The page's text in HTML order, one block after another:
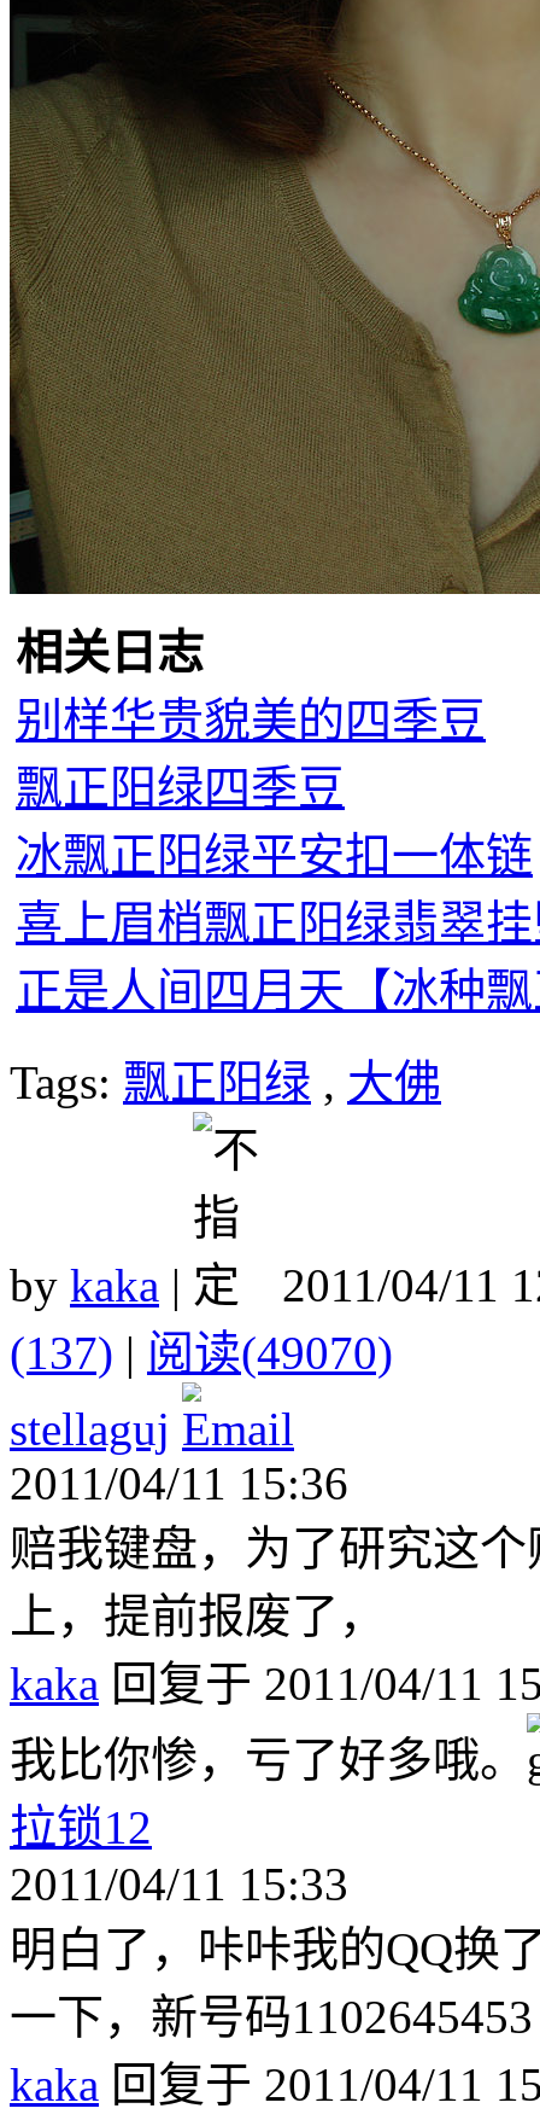
相关日志
别样华贵貌美的四季豆
飘正阳绿四季豆
冰飘正阳绿平安扣一体链
喜上眉梢飘正阳绿翡翠
正是人间四月天【冰种
Tags: 飘正阳绿 , 大佛
by kaka |
2011/04/11
(137) | 阅读(49070)
stellaguj
2011/04/11 15:36
赔我键盘，为了研究这
上，提前报废了，
kaka 回复于 2011/04/11
我比你惨，亏了好多哦。
拉锁12
2011/04/11 15:33
明白了，咔咔我的QQ换
一下，新号码1102645453
kaka 回复于 2011/04/11